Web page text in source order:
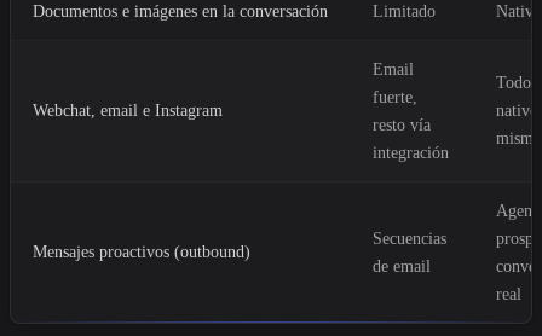
Documentos e imágenes en la conversación Limitado Nativo
Webchat, email e Instagram
Email
fuerte,
resto vía
integración
Todos
Mensajes proactivos (outbound)
Secuencias
de email
real